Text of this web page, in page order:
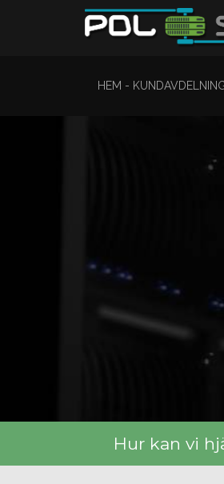
HEM -
Hur kan vi